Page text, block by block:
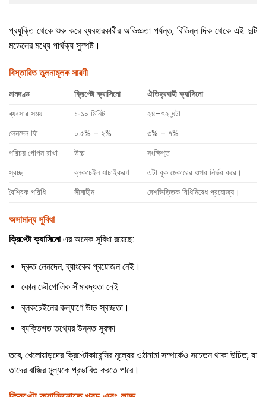
প্রযুক্তি থেকে শুরু করে ব্যবহারকারীর অভিজ্ঞতা পর্যন্ত, বিভিন্ন দিক থেকে এই দুটি
মডেলের মধ্যে পার্থক্য সুস্পষ্ট।
বিস্তারিত তুলনামূলক সারণী
মানদণ্ড ক্রিপ্টো ক্যাসিনো
ঐতিহ্যবাহী ক্যাসিনো
ব্যবসার সময়
১-১০ মিনিট
২৪–৭২ ঘন্টা
লেনদেন ফি
০.৫% – ২%
৩% – ৭%
পরিচয় গোপন রাখা
উচ্চ
সংক্ষিপ্ত
স্বচ্ছ
ব্লকচেইন যাচাইকরণ
এটা বুক মেকারের ওপর নির্ভর করে।
বৈশ্বিক পরিধি
সীমাহীন দেশভিত্তিক বিধিনিষেধ প্রযোজ্য।
অসামান্য সুবিধা
ক্রিপ্টো ক্যাসিনোএর অনেক সুবিধা রয়েছে:
দ্রুত লেনদেন, ব্যাংকের প্রয়োজন নেই।
কোন ভৌগোলিক সীমাবদ্ধতা নেই
ব্লকচেইনের কল্যাণে উচ্চ স্বচ্ছতা।
ব্যক্তিগত তথ্যের উন্নত সুরক্ষা
তবে, খেলোয়াড়দের ক্রিপ্টোকারেন্সির মূল্যের ওঠানামা সম্পর্কেও সচেতন থাকা উচিত, যা
তাদের বাজির মূল্যকে প্রভাবিত করতে পারে।